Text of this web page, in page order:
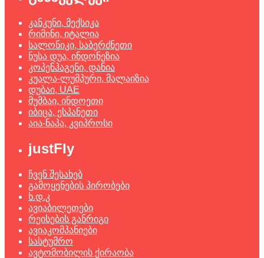
კანკუნი, მექსიკა
რიმინი, იტალია
სალონიკი, საბერძნეთი
ნუსა დუა, ინდონეზია
კოპენჰაგენი, დანია
კუალა-ლუმპური, მალაიზია
დუბაი, UAE
მუმბაი, ინდოეთი
იბიცა, ესპანეთი
აია-ნაპა, კვიპროსი
justFly
ჩვენ შესახებ
გამოყენების პირობები
ხ.დ.კ
ავიაბილეთები
რეისების განრიგი
ავიაკომპანიები
სასტუმრო
ავტომობილის ქირაობა